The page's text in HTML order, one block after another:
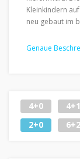
Kleinkindern
neu gebaut im
Genaue
4+0 4+1
2+0
6+2